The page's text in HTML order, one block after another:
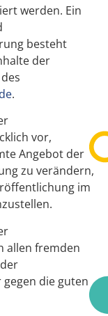
werden. Ein
besteht
der
.
vor,
Angebot der
zu verändern,
im
allen fremden
die guten